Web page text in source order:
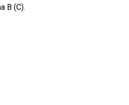
B (C).